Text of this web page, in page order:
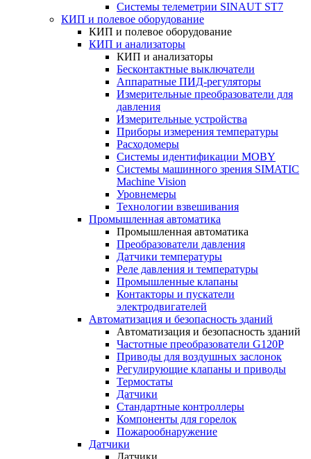
Системы телеметрии SINAUT ST7
КИП и полевое оборудование
КИП и полевое оборудование
КИП и анализаторы
КИП и анализаторы
Бесконтактные выключатели
Аппаратные ПИД-регуляторы
Измерительные преобразователи для
давления
Измерительные устройства
Приборы измерения температуры
Расходомеры
Системы идентификации MOBY
Системы машинного зрения SIMATIC
Machine Vision
Уровнемеры
Технологии взвешивания
Промышленная автоматика
Промышленная автоматика
Преобразователи давления
Датчики температуры
Реле давления и температуры
Промышленные клапаны
Контакторы и пускатели
электродвигателей
Автоматизация и безопасность зданий
Автоматизация и безопасность зданий
Частотные преобразователи G120P
Приводы для воздушных заслонок
Регулирующие клапаны и приводы
Термостаты
Датчики
Стандартные контроллеры
Компоненты для горелок
Пожарообнаружение
Датчики
Датчики